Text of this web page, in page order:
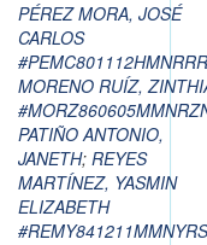
PÉREZ MORA, JOSÉ
CARLOS
MORENO RUÍZ,
PATIÑO ANTONIO,
JANETH; REYES
MARTÍNEZ, YASMIN
ELIZABETH